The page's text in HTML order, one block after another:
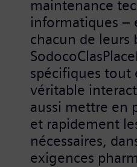
maintenance
informatiques –
chacun de leurs
spécifiques tout
véritable
aussi mettre en
et rapidement
nécessaires,
exigences